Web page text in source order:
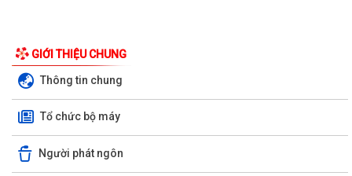
GIỚI THIỆU CHUNG
Thông tin chung
Tổ chức bộ máy
Người phát ngôn